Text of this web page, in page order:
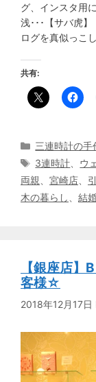
グ、インスタ用
浅･･･【サバ虎
ログを真似っこ
共有:
カ
テ
リ
ー
三連時計の手
タ
グ
3連時計、 ウ
両親、 宮崎店、
木の暮らし、 結
【銀座店】
客様☆
2018年12月17日